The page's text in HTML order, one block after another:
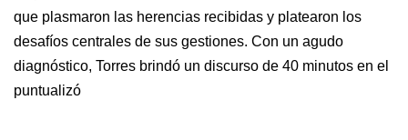
que plasmaron las herencias recibidas y platearon los
desafíos centrales de sus gestiones. Con un agudo
diagnóstico, Torres brindó un discurso de 40 minutos en el
puntualizó